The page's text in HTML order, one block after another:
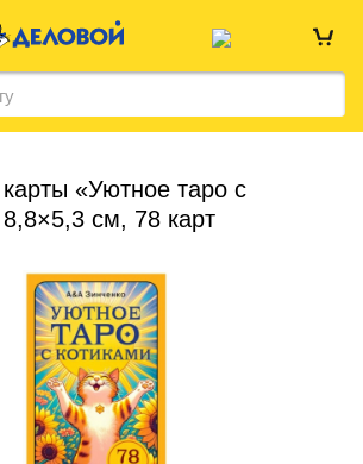
«Уютное таро с
см, 78 карт